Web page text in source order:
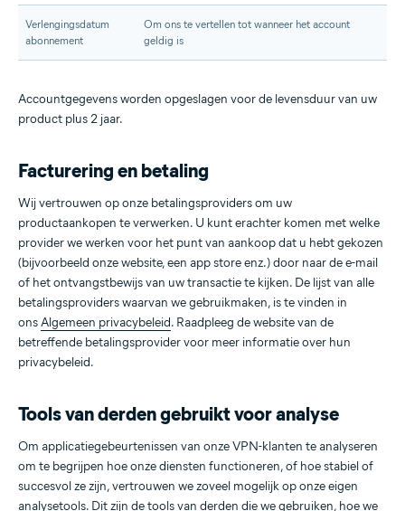
Verlengingsdatum
abonnement
Om ons te vertellen tot wanneer het account
geldig is
Accountgegevens worden opgeslagen voor de levensduur van uw
product plus 2 jaar.
Facturering en betaling
Wij vertrouwen op onze betalingsproviders om uw
productaankopen te verwerken. U kunt erachter komen met welke
provider we werken voor het punt van aankoop dat u hebt gekozen
(bijvoorbeeld onze website, een app store enz.) door naar de e-mail
of het ontvangstbewijs van uw transactie te kijken. De lijst van alle
betalingsproviders waarvan we gebruikmaken, is te vinden in
onsAlgemeen privacybeleid. Raadpleeg de website van de
betreffende betalingsprovider voor meer informatie over hun
privacybeleid.
Tools van derden gebruikt voor analyse
Om applicatiegebeurtenissen van onze VPN-klanten te analyseren
om te begrijpen hoe onze diensten functioneren, of hoe stabiel of
succesvol ze zijn, vertrouwen we zoveel mogelijk op onze eigen
analysetools. Dit zijn de tools van derden die we gebruiken, hoe we